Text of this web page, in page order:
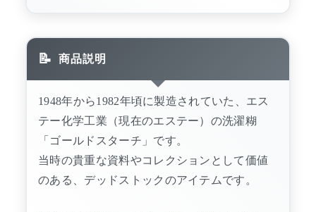
商品説明
1948年から1982年頃に製造されていた、エス
テー化学工業（現在のエステー）の洗濯糊
「ゴールドスターチ」です。
当時の貴重な資料やコレクションとして価値
のある、デッドストックのアイテムです。